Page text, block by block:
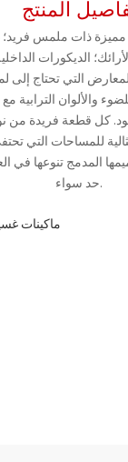
المنتج
مميزة ذات ملمس
الديكورات
والألوان
كل قطعة فريدة من
للمساحات التي
المدمج تنوعها في
حد سواء.